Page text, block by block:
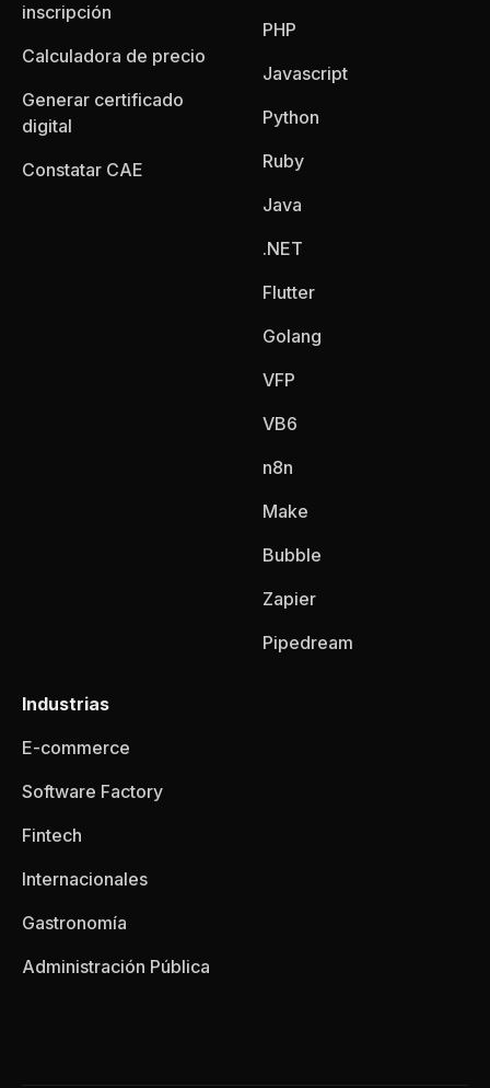
inscripción
Calculadora de precio
Generar certificado
digital
Constatar CAE
PHP
Javascript
Python
Ruby
Java
.NET
Flutter
Golang
VFP
VB6
n8n
Make
Bubble
Zapier
Pipedream
Industrias
E-commerce
Software Factory
Fintech
Internacionales
Gastronomía
Administración Pública